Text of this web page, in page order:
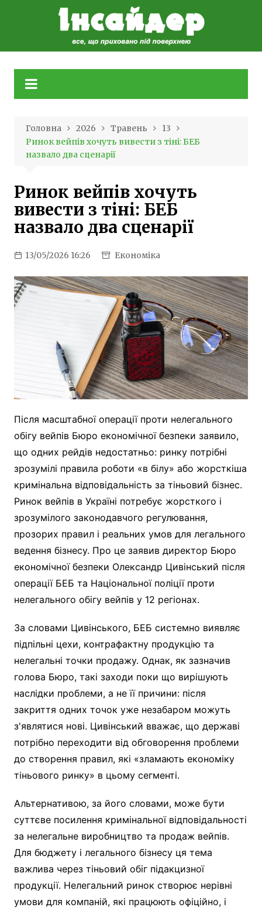
Головна 2026 Травень
13
Ринок вейпів хочуть вивести з тіні: БЕБ
назвало два сценарії
Ринок вейпів хочуть
вивести з тіні: БЕБ
назвало два сценарії
13/05/2026 16:26 Економіка
Після масштабної операції проти нелегального
обігу вейпів Бюро економічної безпеки заявило,
що одних рейдів недостатньо: ринку потрібні
зрозумілі правила роботи «в білу» або жорсткіша
кримінальна відповідальність за тіньовий бізнес.
Ринок вейпів в Україні потребує жорсткого і
зрозумілого законодавчого регулювання,
прозорих правил і реальних умов для легального
ведення бізнесу. Про це заявив директор Бюро
економічної безпеки Олександр Цивінський після
операції БЕБ та Національної поліції проти
нелегального обігу вейпів у 12 регіонах.
За словами Цивінського, БЕБ системно виявляє
підпільні цехи, контрафактну продукцію та
нелегальні точки продажу. Однак, як зазначив
голова Бюро, такі заходи поки що вирішують
наслідки проблеми, а не її причини: після
закриття одних точок уже незабаром можуть
з'являтися нові. Цивінський вважає, що державі
потрібно переходити від обговорення проблеми
до створення правил, які «зламають економіку
тіньового ринку» в цьому сегменті.
Альтернативою, за його словами, може бути
суттєве посилення кримінальної відповідальності
за нелегальне виробництво та продаж вейпів.
Для бюджету і легального бізнесу ця тема
важлива через тіньовий обіг підакцизної
продукції. Нелегальний ринок створює нерівні
умови для компаній, які працюють офіційно, і